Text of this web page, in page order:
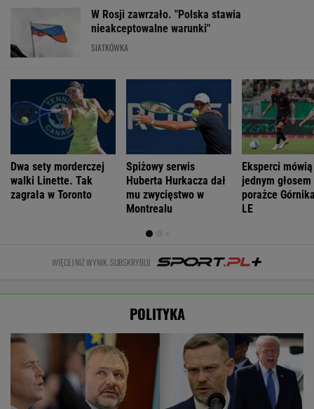
W Rosji zawrzało. "Polska stawia
nieakceptowalne warunki"
SIATKÓWKA
Dwa sety morderczej
walki Linette. Tak
zagrała w Toronto
Spiżowy serwis
Huberta Hurkacza dał
mu zwycięstwo w
Montrealu
Eksperci mówią
jednym głosem
porażce
LE
WIĘCEJ NIŻ WYNIK. SUBSKRYBUJ
POLITYKA